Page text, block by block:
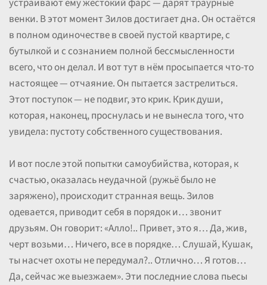
устраивают ему жестокий фарс — дарят траурные
венки. В этот момент Зилов достигает дна. Он остаётся
в полном одиночестве в своей пустой квартире, с
бутылкой и с сознанием полной бессмысленности
всего, что он делал. И вот тут в нём просыпается что-то
настоящее — отчаяние. Он пытается застрелиться.
Этот поступок — не подвиг, это крик. Крик души,
которая, наконец, проснулась и не вынесла того, что
увидела: пустоту собственного существования.
И вот после этой попытки самоубийства, которая, к
счастью, оказалась неудачной (ружьё было не
заряжено), происходит странная вещь. Зилов
одевается, приводит себя в порядок и… звонит
друзьям. Он говорит: «Алло!.. Привет, это я… Да, жив,
черт возьми… Ничего, все в порядке… Слушай, Кушак,
ты насчет охоты не передумал?.. Отлично… Я готов…
Да, сейчас же выезжаем». Эти последние слова пьесы